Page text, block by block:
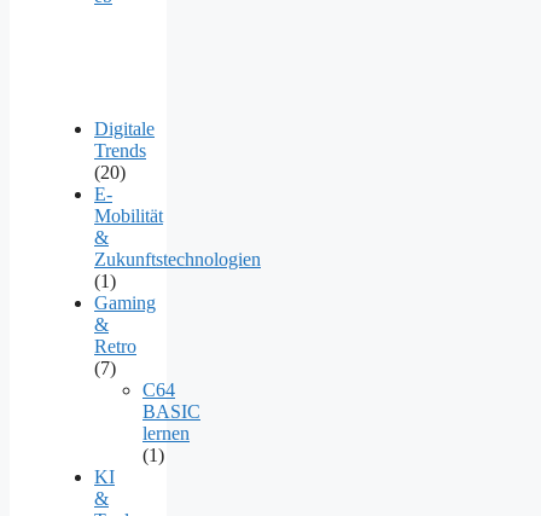
Digitale
Trends
(20)
E-
Mobilität
&
Zukunftstechnologien
(1)
Gaming
&
Retro
(7)
C64
BASIC
lernen
(1)
KI
&